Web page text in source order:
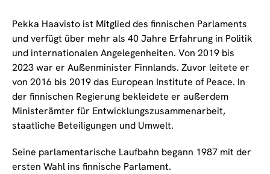
Pekka Haavisto ist Mitglied des finnischen Parlaments
und verfügt über mehr als 40 Jahre Erfahrung in Politik
und internationalen Angelegenheiten. Von 2019 bis
2023 war er Außenminister Finnlands. Zuvor leitete er
von 2016 bis 2019 das European Institute of Peace. In
der finnischen Regierung bekleidete er außerdem
Ministerämter für Entwicklungszusammenarbeit,
staatliche Beteiligungen und Umwelt.
Seine parlamentarische Laufbahn begann 1987 mit der
ersten Wahl ins finnische Parlament.